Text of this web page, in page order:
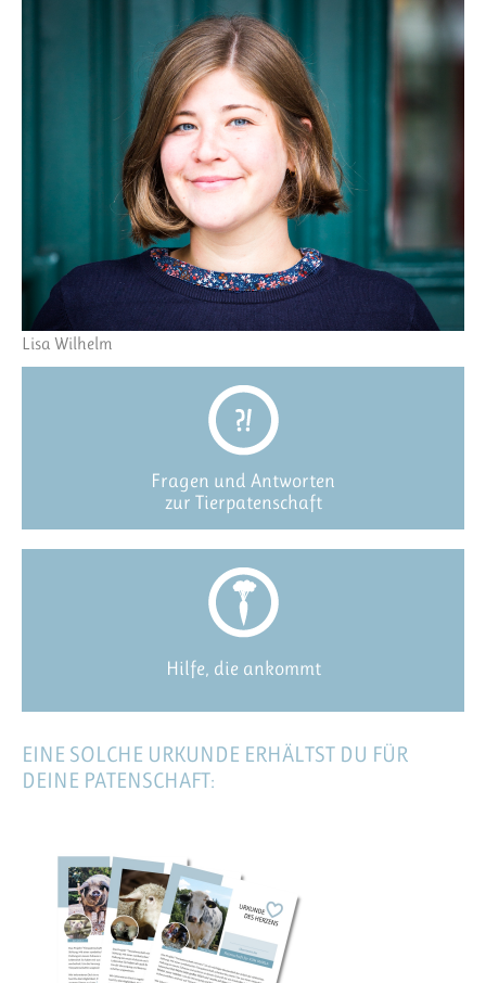
Lisa Wilhelm
Fragen und Antworten
zur Tierpatenschaft
Hilfe, die ankommt
EINE SOLCHE URKUNDE ERHÄLTST DU FÜR
DEINE PATENSCHAFT: